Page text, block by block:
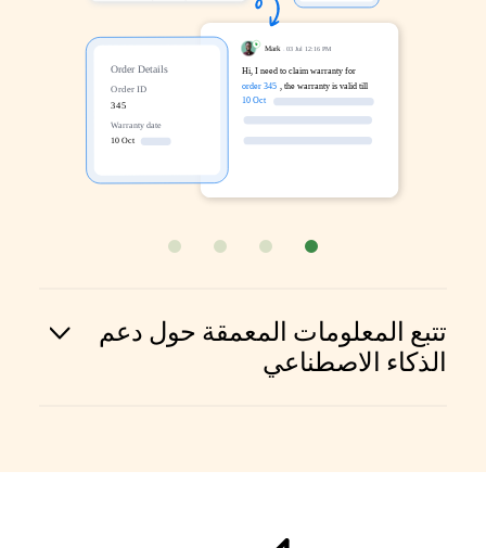
تتبع المعلومات المعمقة حول دعم
الذكاء الاصطناعي